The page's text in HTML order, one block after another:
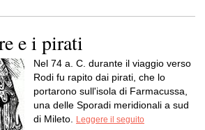
e i pirati
Nel 74 a. C. durante il viaggio verso
Rodi fu rapito dai pirati, che lo
portarono sull'isola di Farmacussa,
una delle Sporadi meridionali a sud
di Mileto.
Leggere il seguito